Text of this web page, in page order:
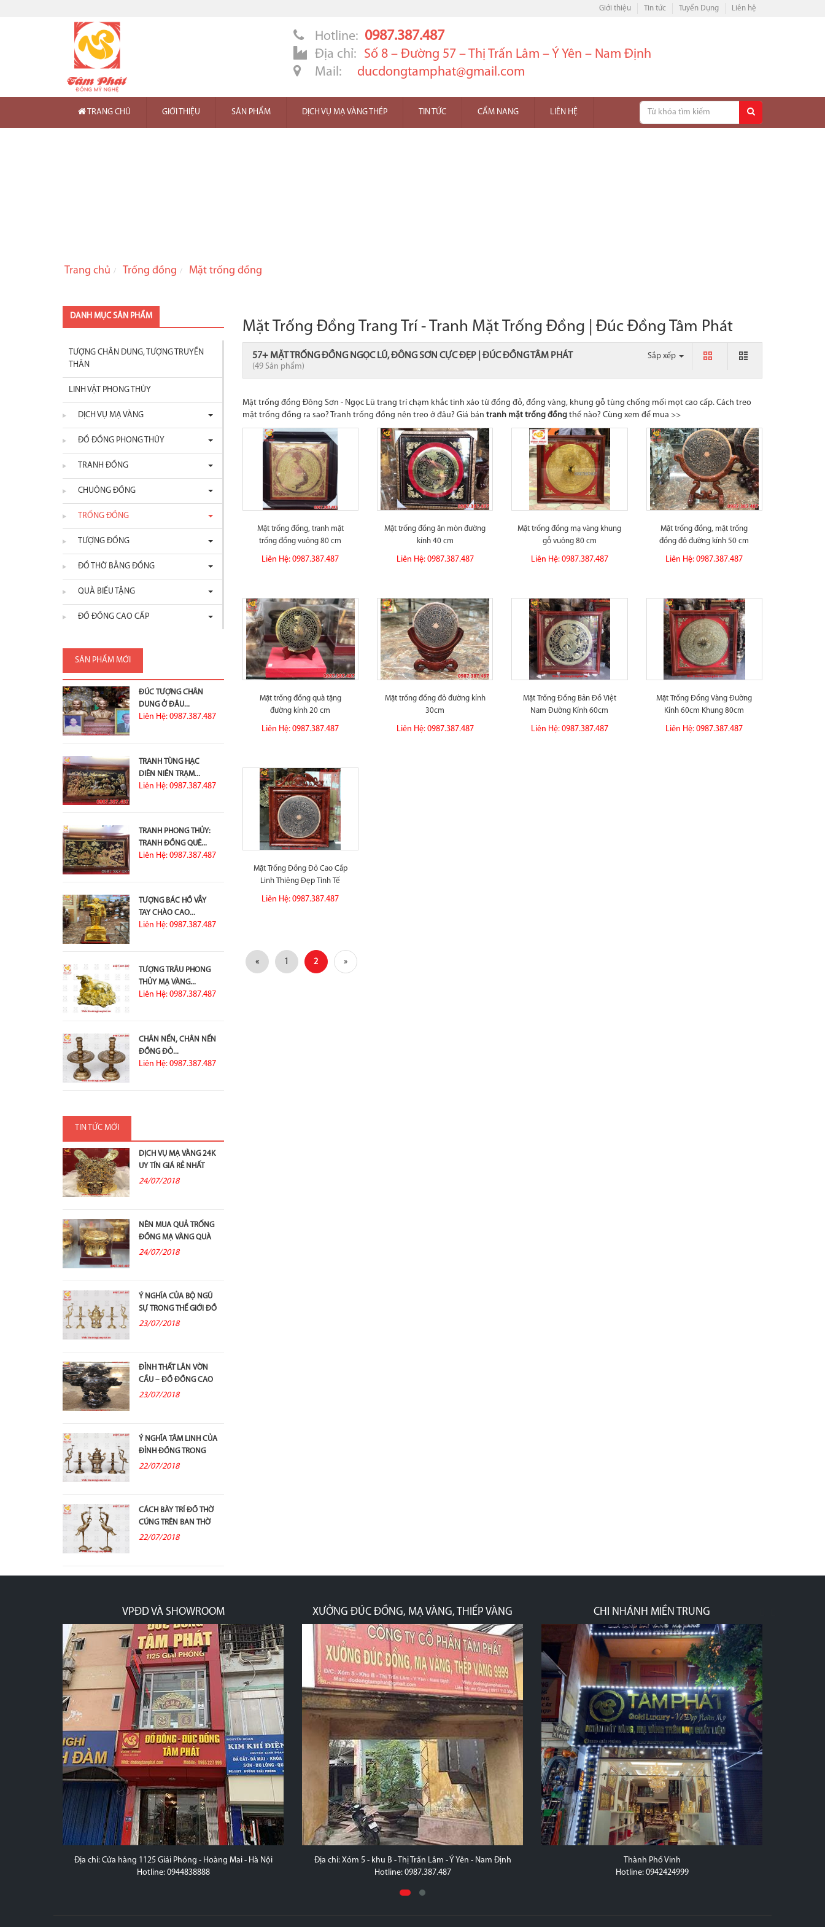
Giới thiệu Tin tức Tuyển Dụng Liên hệ
Hotline: 0987.387.487
Địa chỉ:
Số 8 – Đường 57 – Thị Trấn Lâm – Ý Yên – Nam Định
Mail:
ducdongtamphat@gmail.com
TRANG CHỦ GIỚI THIỆU SẢN PHẨM DỊCH VỤ MẠ VÀNG THÉP TIN TỨC CẨM NANG LIÊN HỆ
Trang chủ Trống đồng Mặt trống đồng
DANH MỤC SẢN PHẨM
TƯỢNG CHÂN DUNG, TƯỢNG TRUYỀN
THÂN
LINH VẬT PHONG THỦY
DỊCH VỤ MẠ VÀNG
ĐỒ ĐỒNG PHONG THỦY
TRANH ĐỒNG
CHUÔNG ĐỒNG
TRỐNG ĐỒNG
TƯỢNG ĐỒNG
ĐỒ THỜ BẰNG ĐỒNG
QUÀ BIẾU TẶNG
ĐỒ ĐỒNG CAO CẤP
SẢN PHẨM MỚI
ĐÚC TƯỢNG CHÂN
DUNG Ở ĐÂU...
Liên Hệ: 0987.387.487
TRANH TÙNG HẠC
DIÊN NIÊN TRẠM...
Liên Hệ: 0987.387.487
TRANH PHONG THỦY:
TRANH ĐỒNG QUÊ...
Liên Hệ: 0987.387.487
TƯỢNG BÁC HỒ VẪY
TAY CHÀO CAO...
Liên Hệ: 0987.387.487
TƯỢNG TRÂU PHONG
THỦY MẠ VÀNG...
Liên Hệ: 0987.387.487
CHÂN NẾN, CHÂN NẾN
ĐỒNG ĐỎ...
Liên Hệ: 0987.387.487
TIN TỨC MỚI
DỊCH VỤ MẠ VÀNG 24K
UY TÍN GIÁ RẺ NHẤT
24/07/2018
NÊN MUA QUẢ TRỐNG
ĐỒNG MẠ VÀNG QUÀ
TẶNG Ở ĐÂU?
24/07/2018
Ý NGHĨA CỦA BỘ NGŨ
SỰ TRONG THẾ GIỚI ĐỒ
ĐỒNG THỜ...
23/07/2018
ĐỈNH THẤT LÂN VỜN
CẦU – ĐỒ ĐỒNG CAO
CẤP VÀ Ý...
23/07/2018
Ý NGHĨA TÂM LINH CỦA
ĐỈNH ĐỒNG TRONG
THỜ CÚNG TỔ TIÊN
22/07/2018
CÁCH BÀY TRÍ ĐỒ THỜ
CÚNG TRÊN BAN THỜ
GIA TIÊN
22/07/2018
Mặt Trống Đồng Trang Trí - Tranh Mặt Trống Đồng | Đúc Đồng Tâm Phát
57+ MẶT TRỐNG ĐỒNG NGỌC LŨ, ĐÔNG SƠN CỰC ĐẸP | ĐÚC ĐỒNG TÂM PHÁT
(49 Sản phẩm)
Sắp xếp
Mặt trống đồng Đông Sơn - Ngọc Lũ trang trí chạm khắc tinh xảo từ đồng đỏ, đồng vàng, khung gỗ tùng chống mối mọt cao cấp. Cách treo
mặt trống đồng ra sao? Tranh trống đồng nên treo ở đâu? Giá bán tranh mặt trống đồngthế nào? Cùng xem để mua >>
Mặt trống đồng, tranh mặt
trống đồng vuông 80 cm
Liên Hệ: 0987.387.487
Mặt trống đồng ăn mòn đường
kính 40 cm
Liên Hệ: 0987.387.487
Mặt trống đồng mạ vàng khung
gỗ vuông 80 cm
Liên Hệ: 0987.387.487
Mặt trống đồng, mặt trống
đồng đỏ đường kính 50 cm
Liên Hệ: 0987.387.487
Mặt trống đồng quà tặng
đường kính 20 cm
Liên Hệ: 0987.387.487
Mặt trống đồng đỏ đường kính
30cm
Liên Hệ: 0987.387.487
Mặt Trống Đồng Bản Đồ Việt
Nam Đường Kính 60cm
Liên Hệ: 0987.387.487
Mặt Trống Đồng Vàng Đường
Kính 60cm Khung 80cm
Liên Hệ: 0987.387.487
Mặt Trống Đồng Đỏ Cao Cấp
Linh Thiêng Đẹp Tinh Tế
Liên Hệ: 0987.387.487
« 1 2 »
VPĐD VÀ SHOWROOM
Địa chỉ: Cửa hàng 1125 Giải Phóng - Hoàng Mai - Hà Nội
Hotline: 0944838888
XƯỞNG ĐÚC ĐỒNG, MẠ VÀNG, THIẾP VÀNG
Địa chỉ: Xóm 5 - khu B - Thị Trấn Lâm - Ý Yên - Nam Định
Hotline: 0987.387.487
CHI NHÁNH MIỀN TRUNG
Thành Phố Vinh
Hotline: 0942424999